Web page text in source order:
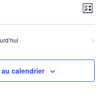
des
Liste
calendrier